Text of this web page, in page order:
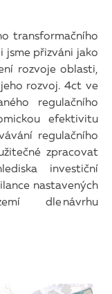
transformačního
jsme přizváni jako
rozvoje oblasti,
rozvoj. 4ct ve
regulačního
efektivitu
regulačního
zpracovat
investiční
nastavených
dle návrhu